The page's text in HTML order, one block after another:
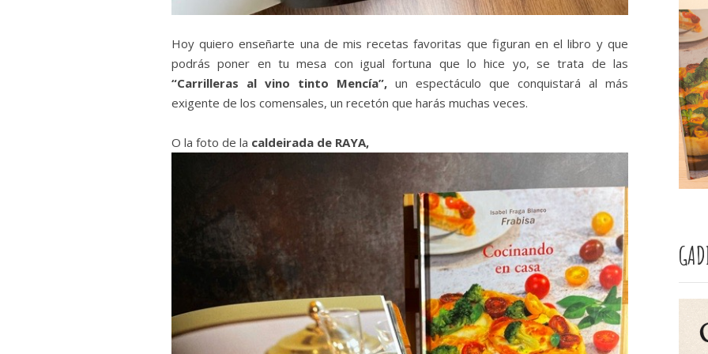
Hoy quiero enseñarte una de mis recetas favoritas que figuran en el libro y que
podrás poner en tu mesa con igual fortuna que lo hice yo, se trata de las
“Carrilleras al vino tinto Mencía”,un espectáculo que conquistará al más
exigente de los comensales, un recetón que harás muchas veces.
O la foto de la caldeirada de RAYA,